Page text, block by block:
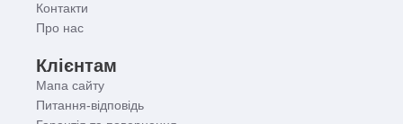
Контакти
Про нас
Клієнтам
Мапа сайту
Питання-відповідь